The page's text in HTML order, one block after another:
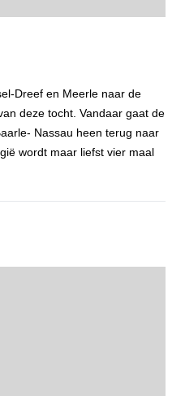
Dreef en Meerle naar de
deze tocht. Vandaar gaat de
Nassau heen terug naar
wordt maar liefst vier maal